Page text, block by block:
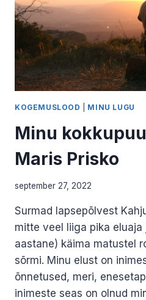
KOGEMUSLOOD MINU LUGU
Minu
Maris Prisko
september 27, 2022
Surmad lapsepõlvest
mitte veel liiga pika
aastane) käima matustel
sõrmi. Minu elust on
õnnetused, meri,
inimeste seas on olnud